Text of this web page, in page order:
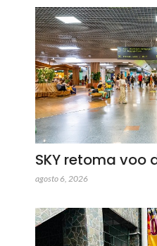
SKY retoma voo
agosto 6, 2026